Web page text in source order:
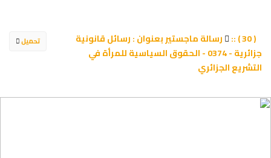
تحميل
رسالة ماجستير بعنوان : رسائل قانونية
جزائرية - 0374 - الحقوق السياسية للمرأة في
التشريع الجزائري